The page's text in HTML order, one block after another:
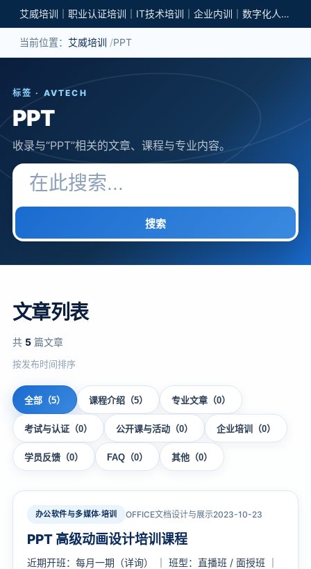
艾威培训｜职业认证培训｜IT技术培训｜企业内训｜数字化人才培养
当前位置： 艾威培训 PPT
标签 · AVTECH
PPT
收录与“PPT”相关的文章、课程与专业内容。
搜索关键词
搜索
文章列表
共 5篇文章
按发布时间排序
全部（5） 课程介绍（5） 专业文章（0）
考试与认证（0） 公开课与活动（0） 企业培训（0）
学员反馈（0） FAQ（0） 其他（0）
办公软件与多媒体·培训 OFFICE文档设计与展示2023-10-23
PPT 高级动画设计培训课程
近期开班：每月一期（详询） ｜ 班型：直播班 / 面授班 ｜